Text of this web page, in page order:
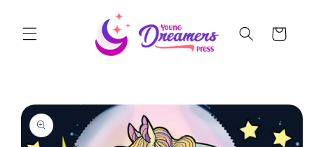
Cart
Skip to
product
information